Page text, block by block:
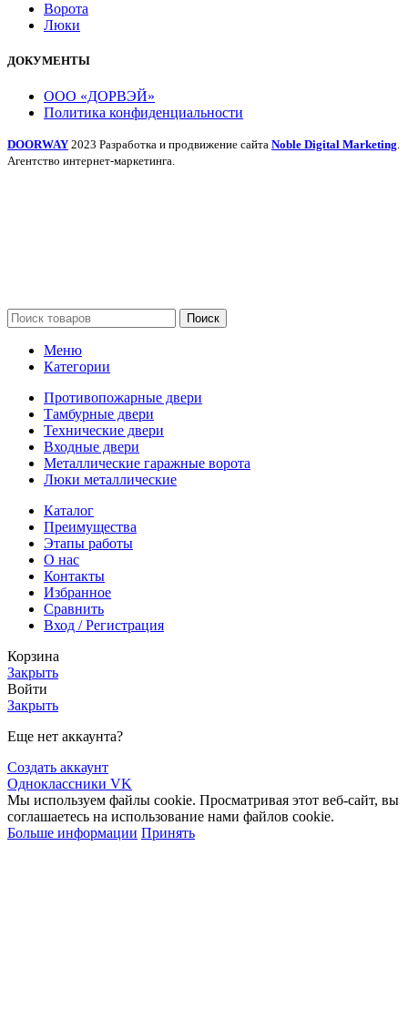
Ворота
Люки
ДОКУМЕНТЫ
ООО «ДОРВЭЙ»
Политика конфиденциальности
DOORWAY 2023 Разработка и продвижение сайта Noble Digital Marketing
Агентство интернет-маркетинга.
Поиск
Меню
Категории
Противопожарные двери
Тамбурные двери
Технические двери
Входные двери
Металлические гаражные ворота
Люки металлические
Каталог
Преимущества
Этапы работы
О нас
Контакты
Избранное
Сравнить
Вход / Регистрация
Корзина
Закрыть
Войти
Закрыть
Еще нет аккаунта?
Создать аккаунт
Одноклассники VK
Мы используем файлы cookie. Просматривая этот веб-сайт, вы
соглашаетесь на использование нами файлов cookie.
Больше информации Принять